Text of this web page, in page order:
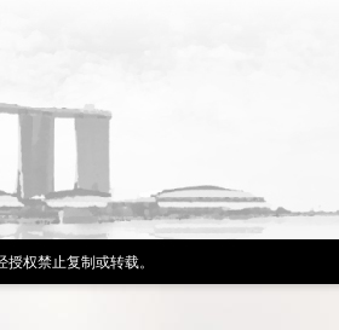
权禁止复制或转载。